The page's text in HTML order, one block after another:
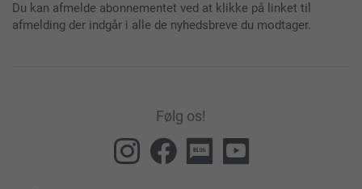
Du kan afmelde abonnementet ved at klikke på linket til
afmelding der indgår i alle de nyhedsbreve du modtager.
Følg os!